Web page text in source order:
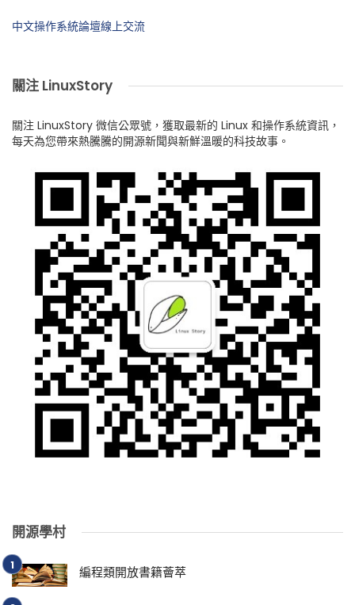
中文操作系統論壇線上交流
關注 LinuxStory
關注 LinuxStory 微信公眾號，獲取最新的 Linux 和操作系統資訊，
每天為您帶來熱騰騰的開源新聞與新鮮溫暖的科技故事。
開源學村
編程類開放書籍薈萃